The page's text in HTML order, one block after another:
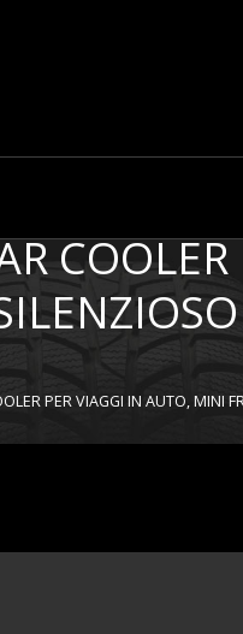
PER VIAGGI IN AUTO,